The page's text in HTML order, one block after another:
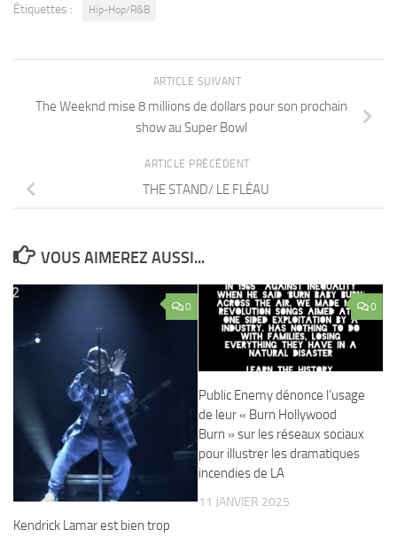
Étiquettes : Hip-Hop/R&B
ARTICLE SUIVANT
The Weeknd mise 8 millions de dollars pour son prochain
show au Super Bowl
ARTICLE PRÉCÉDENT
THE STAND/ LE FLÉAU
VOUS AIMEREZ AUSSI...
0
Kendrick Lamar est bien trop
0
Public Enemy dénonce l’usage
de leur « Burn Hollywood
Burn » sur les réseaux sociaux
pour illustrer les dramatiques
incendies de LA
11 JANVIER 2025